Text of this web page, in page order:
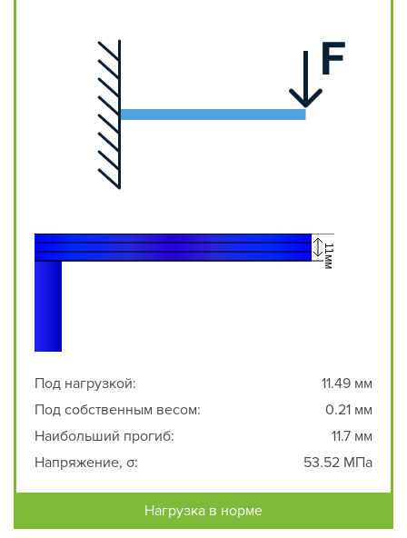
Под нагрузкой:
11.49 мм
Под собственным весом:
0.21 мм
Наибольший прогиб:
11.7 мм
Напряжение, σ:
53.52 МПа
Нагрузка в норме